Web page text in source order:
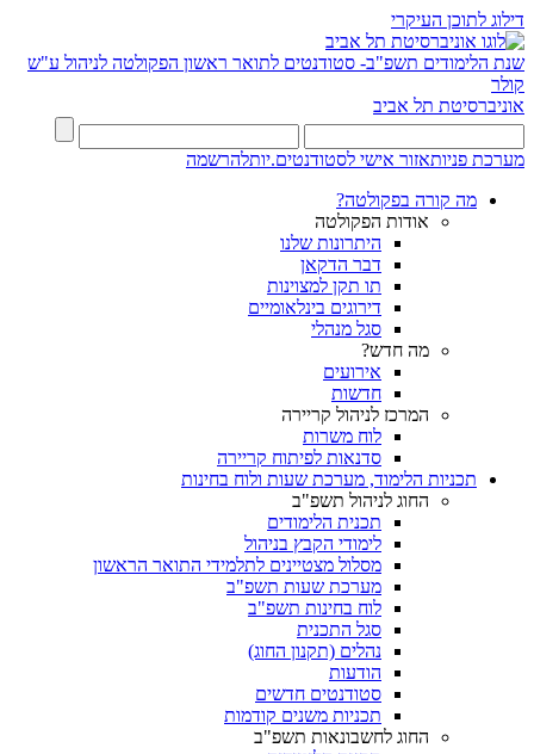
דילוג לתוכן העיקרי
שנת הלימודים תשפ"ב- סטודנטים לתואר ראשון הפקולטה לניהול ע"ש
קולר
אוניברסיטת תל אביב
מערכת פניותאזור אישי לסטודנטים.יותלהרשמה
מה קורה בפקולטה?
אודות הפקולטה
היתרונות שלנו
דבר הדקאן
תו תקן למצוינות
דירוגים בינלאומיים
סגל מנהלי
מה חדש?
אירועים
חדשות
המרכז לניהול קריירה
לוח משרות
סדנאות לפיתוח קריירה
תכניות הלימוד, מערכת שעות ולוח בחינות
החוג לניהול תשפ"ב
תכנית הלימודים
לימודי הקבץ בניהול
מסלול מצטיינים לתלמידי התואר הראשון
מערכת שעות תשפ"ב
לוח בחינות תשפ"ב
סגל התכנית
נהלים (תקנון החוג)
הודעות
סטודנטים חדשים
תכניות משנים קודמות
החוג לחשבונאות תשפ"ב